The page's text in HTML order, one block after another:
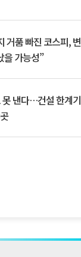
거품 빠진 코스피, 변
을 가능성”
못 낸다…건설 한계기